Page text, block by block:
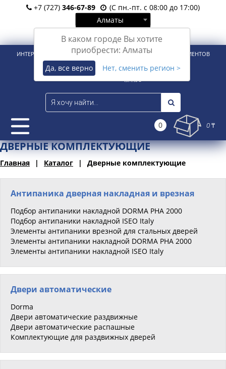
+7 (727) 346-67-89
(С пн.-пт. с 08:00 до 17:00)
Алматы
В каком городе Вы хотите
приобрести: Алматы
Да, все верно Нет, сменить регион >
Вход Регистрация
ИНТЕРНЕТ-МАГАЗИН ДЛЯ РОЗНИЧНЫХ И КОРПОРАТИВНЫХ КЛИЕНТОВ
0 0 ₸
ДВЕРНЫЕ КОМПЛЕКТУЮЩИЕ
Главная Каталог Дверные комплектующие
Антипаника дверная накладная и врезная
Подбор антипаники накладной DORMA PHA 2000
Подбор антипаники накладной ISEO Italy
Элементы антипаники врезной для стальных дверей
Элементы антипаники накладной DORMA PHA 2000
Элементы антипаники накладной ISEO Italy
Двери автоматические
Dorma
Двери автоматические раздвижные
Двери автоматические распашные
Комплектующие для раздвижных дверей